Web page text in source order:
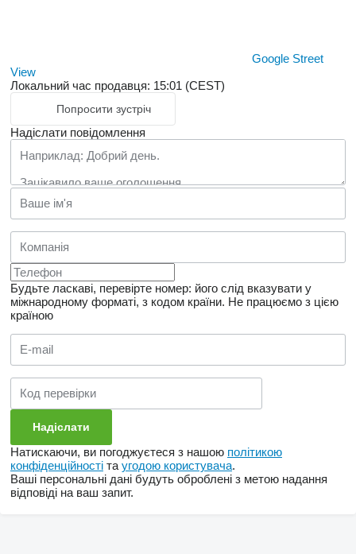
Google Street
View
Локальний час продавця: 15:01 (CEST)
Попросити зустріч
Надіслати повідомлення
Будьте ласкаві, перевірте номер: його слід вказувати у
міжнародному форматі, з кодом країни. Не працюємо з цією
країною
Натискаючи, ви погоджуєтеся з нашою політикою
конфіденційності та угодою користувача.
Ваші персональні дані будуть оброблені з метою надання
відповіді на ваш запит.